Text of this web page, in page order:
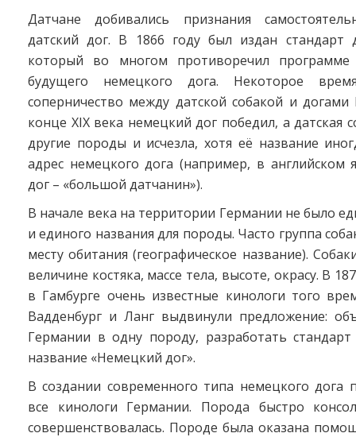
Датчане добивались признания
датский дог. В 1866 году был издан стандарт
который во многом противоречил программе
будущего немецкого дога. Некоторое
соперничество между датской собакой и
конце XIX века немецкий дог победил, а датская
другие породы и исчезла, хотя её название
адрес немецкого дога (например, в английском
дог – «большой датчанин»).
В начале века на территории Германии не было
и единого названия для породы. Часто группа
месту обитания (географическое название).
величине костяка, массе тела, высоте, окрасу. В
в Гамбурге очень известные кинологи того
Вадденбург и Ланг выдвинули предложение:
Германии в одну породу, разработать
название «Немецкий дог».
В создании современного типа немецкого дога
все кинологи Германии. Порода быстро
совершенствовалась. Породе была оказана